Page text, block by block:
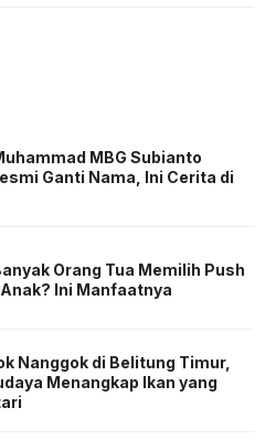
MBG Subianto
Ganti Nama, Ini Cerita di
Orang Tua Memilih Push
Ini Manfaatnya
Nanggok di Belitung Timur,
Menangkap Ikan yang